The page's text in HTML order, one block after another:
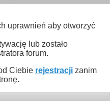
uprawnień aby otworzyć
lub zostało
forum.
Ciebie rejestracji zanim